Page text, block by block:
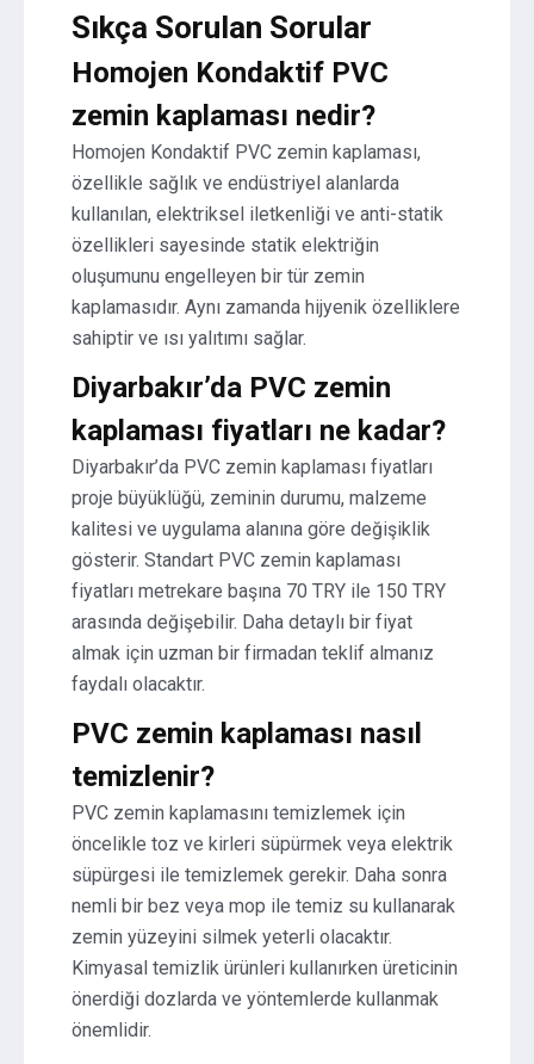
Sıkça Sorulan Sorular
Homojen Kondaktif PVC
zemin kaplaması nedir?
Homojen Kondaktif PVC zemin kaplaması,
özellikle sağlık ve endüstriyel alanlarda
kullanılan, elektriksel iletkenliği ve anti-statik
özellikleri sayesinde statik elektriğin
oluşumunu engelleyen bir tür zemin
kaplamasıdır. Aynı zamanda hijyenik özelliklere
sahiptir ve ısı yalıtımı sağlar.
Diyarbakır’da PVC zemin
kaplaması fiyatları ne kadar?
Diyarbakır’da PVC zemin kaplaması fiyatları
proje büyüklüğü, zeminin durumu, malzeme
kalitesi ve uygulama alanına göre değişiklik
gösterir. Standart PVC zemin kaplaması
fiyatları metrekare başına 70 TRY ile 150 TRY
arasında değişebilir. Daha detaylı bir fiyat
almak için uzman bir firmadan teklif almanız
faydalı olacaktır.
PVC zemin kaplaması nasıl
temizlenir?
PVC zemin kaplamasını temizlemek için
öncelikle toz ve kirleri süpürmek veya elektrik
süpürgesi ile temizlemek gerekir. Daha sonra
nemli bir bez veya mop ile temiz su kullanarak
zemin yüzeyini silmek yeterli olacaktır.
Kimyasal temizlik ürünleri kullanırken üreticinin
önerdiği dozlarda ve yöntemlerde kullanmak
önemlidir.